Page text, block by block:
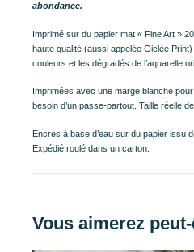
abondance.
Imprimé sur du papier mat « Fine Art »
haute qualité (aussi appelée Giclée
couleurs et les dégradés de l’aquarelle
Imprimées avec une marge blanche
besoin d’un passe-partout. Taille réelle
Encres à base d’eau sur du papier issu
Expédié roulé dans un carton.
Vous aimerez